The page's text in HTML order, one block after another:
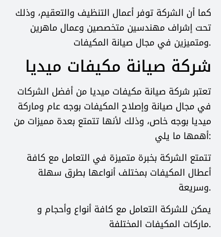
كما أن الشركة توفر أعمال التنظيف والتعقيم، وذلك
تحت إشراف مهندسين متخصصين وعمال ماهرين
ومتميزين في مجال صيانة المكيفات.
شركة صيانة مكيفات ميديا
تعتبر شركة صيانة مكيفات ميديا من أفضل الشركات
في مجال صيانة وإصلاح المكيفات بوجه عام وماركة
ميديا بوجه خاص، وذلك لأنها تتمتع بعدة مميزات من
أهمها ما يلي:
تتمتع الشركة بخبرة متميزة في التعامل مع كافة
أعطال المكيفات بمختلف أنواعها بطرق سهلة
وسريعة.
يمكن للشركة التعامل مع كافة أنواع وأحجام و
ماركات المكيفات المختلفة.